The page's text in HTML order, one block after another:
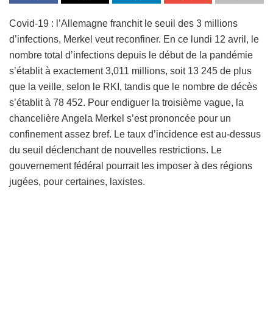
Covid-19 : l’Allemagne franchit le seuil des 3 millions
d’infections, Merkel veut reconfiner. En ce lundi 12 avril, le
nombre total d’infections depuis le début de la pandémie
s’établit à exactement 3,011 millions, soit 13 245 de plus
que la veille, selon le RKI, tandis que le nombre de décès
s’établit à 78 452. Pour endiguer la troisième vague, la
chancelière Angela Merkel s’est prononcée pour un
confinement assez bref. Le taux d’incidence est au-dessus
du seuil déclenchant de nouvelles restrictions. Le
gouvernement fédéral pourrait les imposer à des régions
jugées, pour certaines, laxistes.